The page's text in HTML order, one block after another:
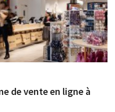
de vente en ligne à